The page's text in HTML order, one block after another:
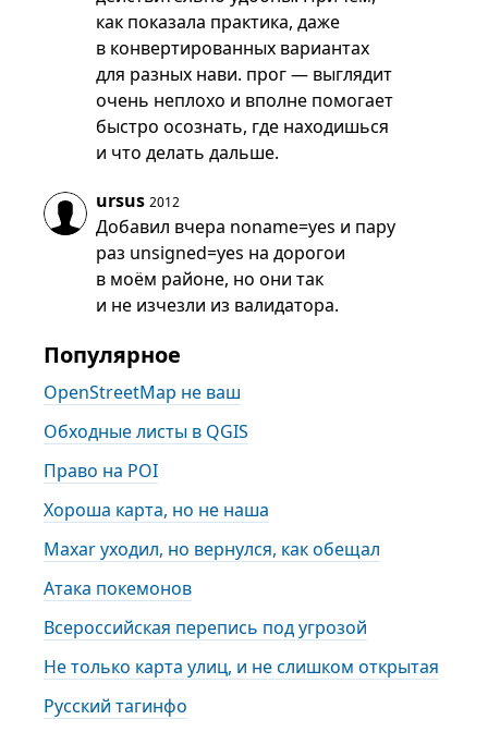
как показала практика, даже
в конвертированных вариантах
для разных нави. прог — выглядит
очень неплохо и вполне помогает
быстро осознать, где находишься
и что делать дальше.
ursus 2012
Добавил вчера noname=yes и пару
раз unsigned=yes на дорогои
в моём районе, но они так
и не изчезли из валидатора.
Популярное
OpenStreetMap не ваш
Обходные листы в QGIS
Право на POI
Хороша карта, но не наша
Maxar уходил, но вернулся, как обещал
Атака покемонов
Всероссийская перепись под угрозой
Не только карта улиц, и не слишком открытая
Русский тагинфо